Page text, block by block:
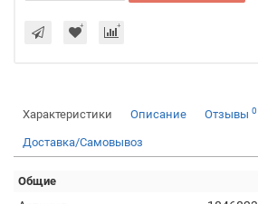
Характеристики Описание Отзывы 0
Доставка/Самовывоз
Общие